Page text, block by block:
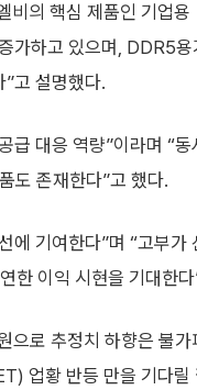
비의 핵심 제품인 기업용
하고 있으며, DDR5용
고 설명했다.
급 대응 역량”이라며 “
도 존재한다”고 했다.
기여한다”며 “고부가
한 이익 시현을 기대한
로 추정치 하향은 불
업황 반등 만을 기다릴